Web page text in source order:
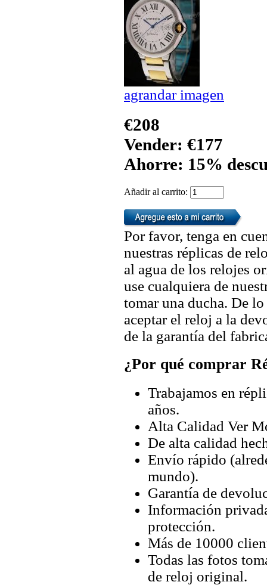
agrandar imagen
€208
Vender: €177
Ahorre: 15%
Añadir al carrito:
Por favor, tenga en
nuestras réplicas de
al agua de los relojes
use cualquiera de
tomar una ducha. De
aceptar el reloj a la
de la garantía del
¿Por qué comprar
Trabajamos en
años.
Alta Calidad Ver
De alta calidad
Envío rápido
mundo).
Garantía de
Información
protección.
Más de 10000
Todas las fotos
de reloj original.